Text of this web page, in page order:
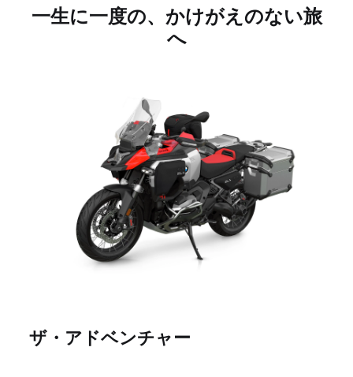
一生に一度の、かけがえのない旅
へ
ザ・アドベンチャー